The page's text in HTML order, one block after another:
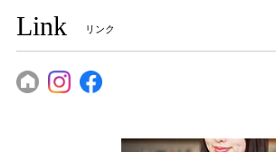
Link リンク